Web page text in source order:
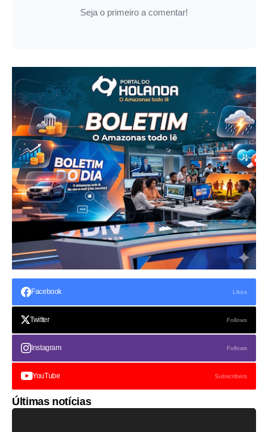
Seja o primeiro a comentar!
Facebook Likes
Twitter Follows
Instagram Follows
YouTube Subscribers
Últimas notícias